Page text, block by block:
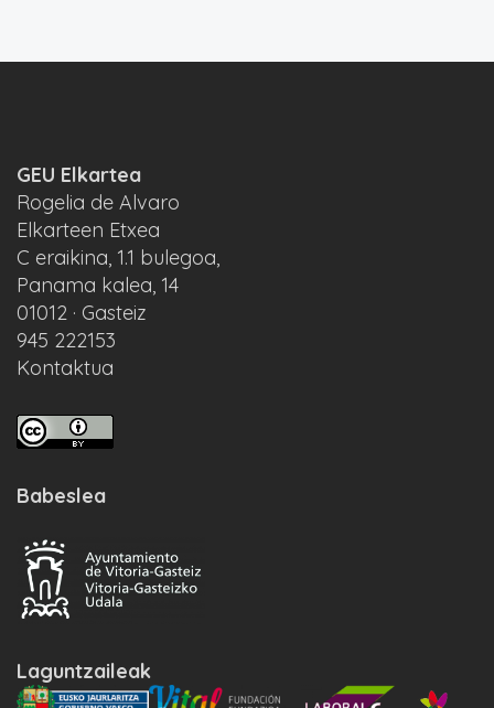
GEU Elkartea
Rogelia de Alvaro
Elkarteen Etxea
C eraikina, 1.1 bulegoa,
Panama kalea, 14
01012 · Gasteiz
945 222153
Kontaktua
Babeslea
Laguntzaileak